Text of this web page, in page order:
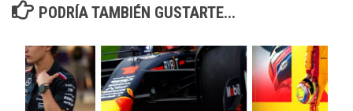
PODRÍA TAMBIÉN GUSTARTE...